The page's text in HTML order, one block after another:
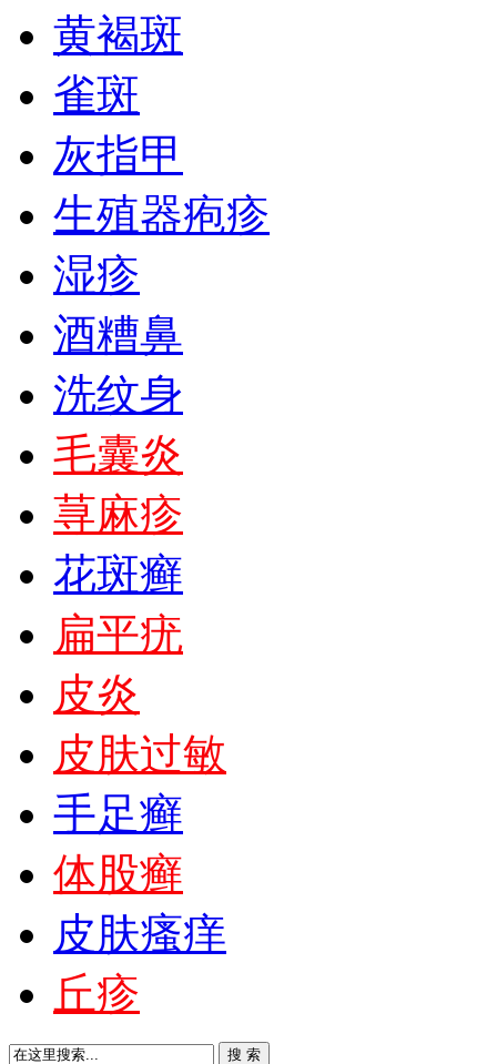
黄褐斑
雀斑
灰指甲
生殖器疱疹
湿疹
酒糟鼻
洗纹身
毛囊炎
荨麻疹
花斑癣
扁平疣
皮炎
皮肤过敏
手足癣
体股癣
皮肤瘙痒
丘疹